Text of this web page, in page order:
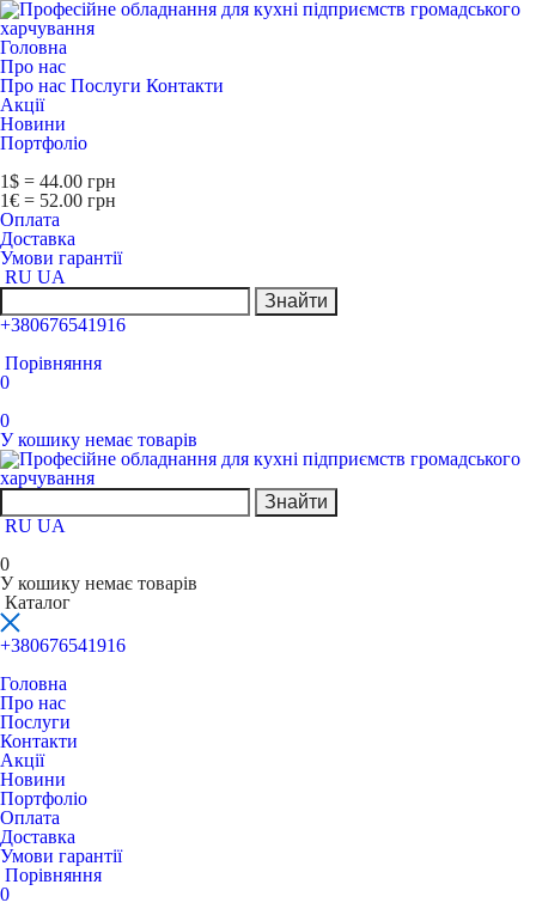
Головна
Про нас
Про нас Послуги Контакти
Акції
Новини
Портфоліо
1$ = 44.00 грн
1€ = 52.00 грн
Оплата
Доставка
Умови гарантії
RU UA
Знайти
+380676541916
Порівняння
0
0
У кошику немає товарів
Знайти
RU UA
0
У кошику немає товарів
Каталог
+380676541916
Головна
Про нас
Послуги
Контакти
Акції
Новини
Портфоліо
Оплата
Доставка
Умови гарантії
Порівняння
0